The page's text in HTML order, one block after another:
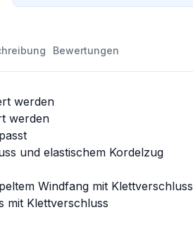
Bewertungen
werden
werden
und elastischem Kordelzug
Windfang mit Klettverschluss
mit Klettverschluss